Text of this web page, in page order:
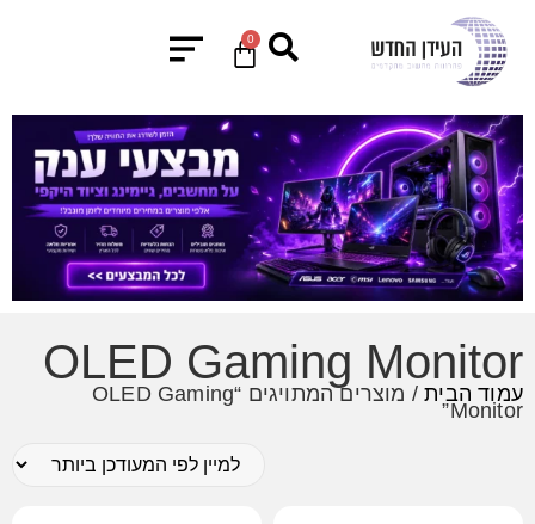
0
OLED Gaming Monitor
עמוד הבית / מוצרים המתויגים “OLED Gaming
Monitor”